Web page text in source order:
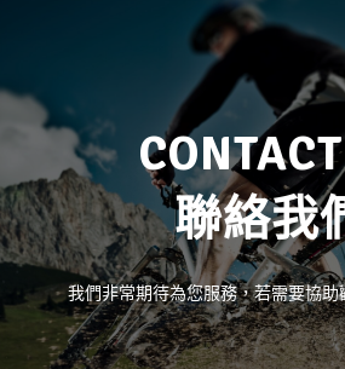
聯絡我
我們非常期待為您服務，若需要協助